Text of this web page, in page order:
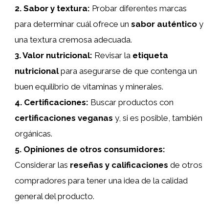
2. Sabor y textura: Probar diferentes marcas
para determinar cuál ofrece un sabor auténtico y
una textura cremosa adecuada.
3.Valor nutricional: Revisar la etiqueta
nutricionalpara asegurarse de que contenga un
buen equilibrio de vitaminas y minerales.
4. Certificaciones: Buscar productos con
certificaciones veganas y, si es posible, también
orgánicas.
5. Opiniones de otros consumidores:
Considerar las reseñas y calificaciones de otros
compradores para tener una idea de la calidad
general del producto.